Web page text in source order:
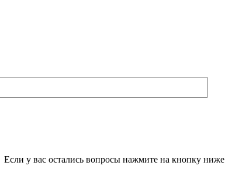
Если у вас остались вопросы нажмите на кнопку ниже